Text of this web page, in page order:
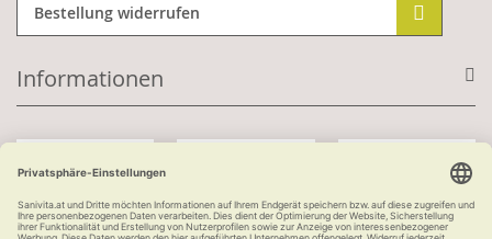
Bestellung widerrufen
Informationen